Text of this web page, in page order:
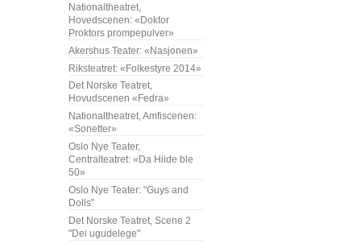
Nationaltheatret,
Hovedscenen: «Doktor
Proktors prompepulver»
Akershus Teater: «Nasjonen»
Riksteatret: «Folkestyre 2014»
Det Norske Teatret,
Hovudscenen «Fedra»
Nationaltheatret, Amfiscenen:
«Sonetter»
Oslo Nye Teater,
Centralteatret: «Da Hilde ble
50»
Oslo Nye Teater: "Guys and
Dolls"
Det Norske Teatret, Scene 2
"Dei ugudelege"